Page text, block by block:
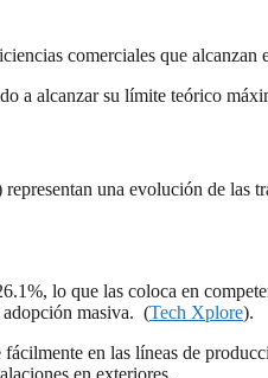
comerciales que alcanzan
a alcanzar su límite teórico
representan una evolución de las
lo que las coloca en
adopción masiva. ​(Tech Xplore).
en las líneas de
en exteriores.